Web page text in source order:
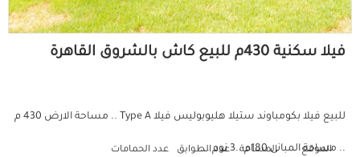
فيلا سكنية 430م للبيع كاش بالشروق القاهرة
للبيع فيلا بكومباوند ستيلا هليوبوليس فيلا Type A .. مساحة الارض 430 م
.. مساحة المبانى 180م ..3 نوم ...
الموقع المساحة عدد الطوابق عدد الحمامات